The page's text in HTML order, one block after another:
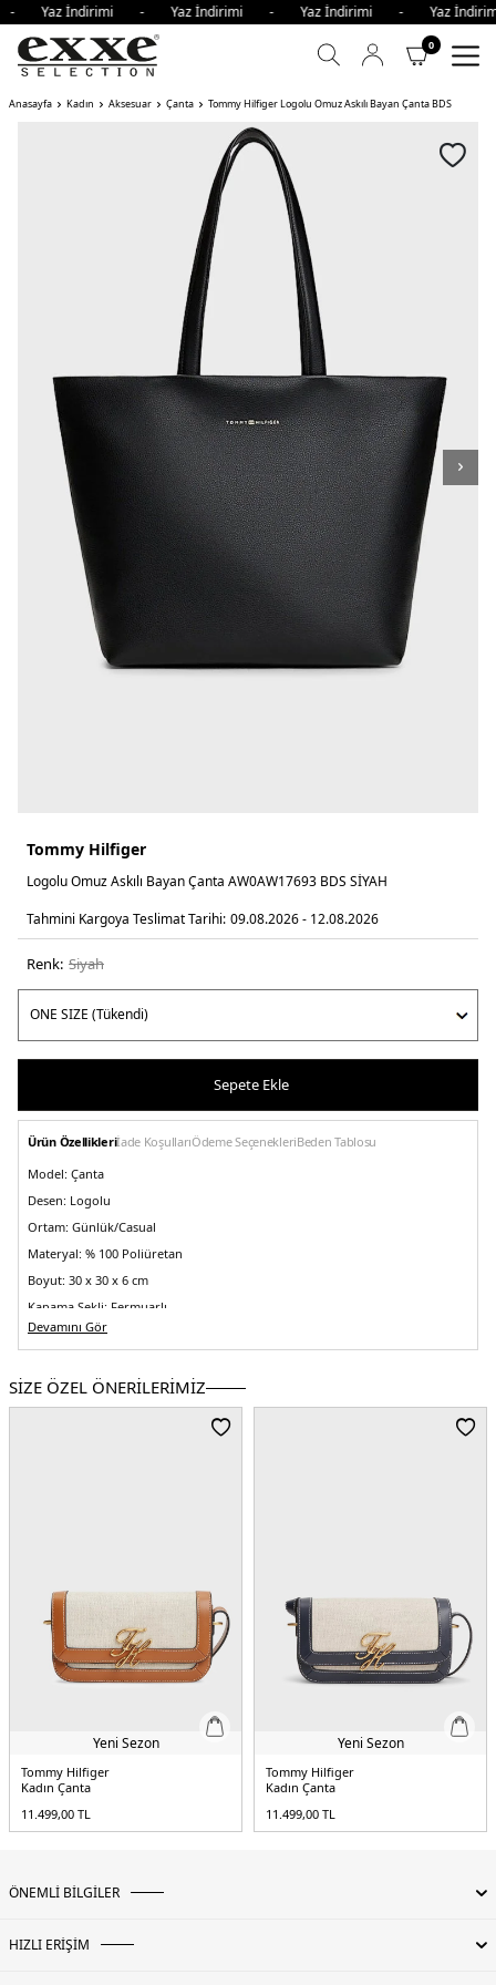
- Yaz İndirimi - Yaz İndirimi - Yaz İndirimi - Yaz
0
Anasayfa Kadın Aksesuar Çanta Tommy Hilfiger Logolu Omuz Askılı Bayan Çanta BDS
Tommy Hilfiger
Logolu Omuz Askılı Bayan Çanta AW0AW17693 BDS SİYAH
Tahmini Kargoya Teslimat Tarihi: 09.08.2026 - 12.08.2026
Renk: si̇yah
Sepete Ekle
Ürün Özellikleriİade KoşullarıÖdeme SeçenekleriBeden Tablosu
Model: Çanta
Desen: Logolu
Ortam: Günlük/Casual
Materyal: % 100 Poliüretan
Boyut: 30 x 30 x 6 cm
Kapama Şekli: Fermuarlı
Yaş Grubu:Yetişkin
Menşei:Kamboçya
2DEAW0AW17693BDS.07
Devamını Gör
SİZE ÖZEL ÖNERİLERİMİZ
Yeni Sezon
Tommy Hilfiger
Kadın Çanta
11.499,00 TL
Yeni Sezon
Tommy Hilfiger
Kadın Çanta
11.499,00 TL
ÖNEMLİ BİLGİLER
HIZLI ERİŞİM